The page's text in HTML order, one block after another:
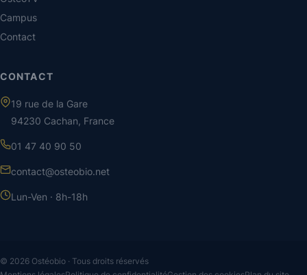
Campus
Contact
CONTACT
19 rue de la Gare
94230 Cachan, France
01 47 40 90 50
contact@osteobio.net
Lun-Ven · 8h-18h
© 2026 Ostéobio · Tous droits réservés